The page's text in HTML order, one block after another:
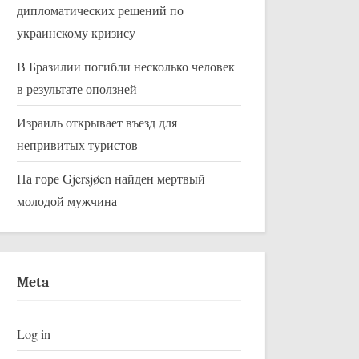
ЕС и Индия на торговых
переговорах
Uncategorized
дипломатических решений по
украинскому кризису
В Бразилии погибли несколько человек
в результате оползней
Израиль открывает въезд для
непривитых туристов
На горе Gjersjøen найден мертвый
молодой мужчина
Meta
Log in